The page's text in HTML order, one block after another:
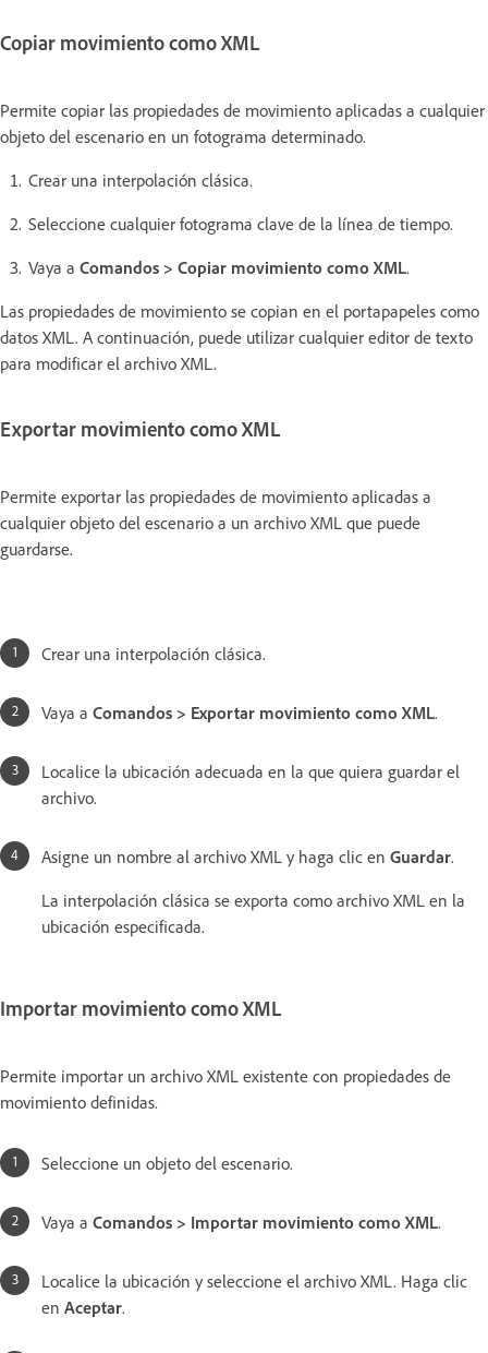
Copiar movimiento como XML
Permite copiar las propiedades de movimiento aplicadas a cualquier
objeto del escenario en un fotograma determinado.
Crear una interpolación clásica.
Seleccione cualquier fotograma clave de la línea de tiempo.
Vaya a Comandos > Copiar movimiento como XML.
Las propiedades de movimiento se copian en el portapapeles como
datos XML. A continuación, puede utilizar cualquier editor de texto
para modificar el archivo XML.
Exportar movimiento como XML
Permite exportar las propiedades de movimiento aplicadas a
cualquier objeto del escenario a un archivo XML que puede
guardarse.
Crear una interpolación clásica.
Vaya a Comandos > Exportar movimiento como XML.
Localice la ubicación adecuada en la que quiera guardar el
archivo.
Asigne un nombre al archivo XML y haga clic en Guardar.
La interpolación clásica se exporta como archivo XML en la
ubicación especificada.
Importar movimiento como XML
Permite importar un archivo XML existente con propiedades de
movimiento definidas.
Seleccione un objeto del escenario.
Vaya a Comandos > Importar movimiento como XML.
Localice la ubicación y seleccione el archivo XML. Haga clic
en Aceptar.